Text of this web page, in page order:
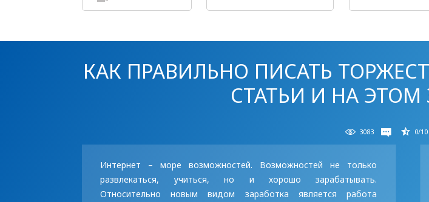
КАК ПРАВИЛЬНО ПИСАТЬ
СТАТЬИ И НА ЭТОМ
3083 0/10
Интернет – море возможностей. Возможностей не только
развлекаться, учиться, но и хорошо зарабатывать.
Относительно новым видом заработка является работа